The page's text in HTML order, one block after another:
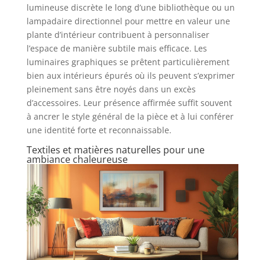
lumineuse discrète le long d’une bibliothèque ou un
lampadaire directionnel pour mettre en valeur une
plante d’intérieur contribuent à personnaliser
l’espace de manière subtile mais efficace. Les
luminaires graphiques se prêtent particulièrement
bien aux intérieurs épurés où ils peuvent s’exprimer
pleinement sans être noyés dans un excès
d’accessoires. Leur présence affirmée suffit souvent
à ancrer le style général de la pièce et à lui conférer
une identité forte et reconnaissable.
Textiles et matières naturelles pour une
ambiance chaleureuse